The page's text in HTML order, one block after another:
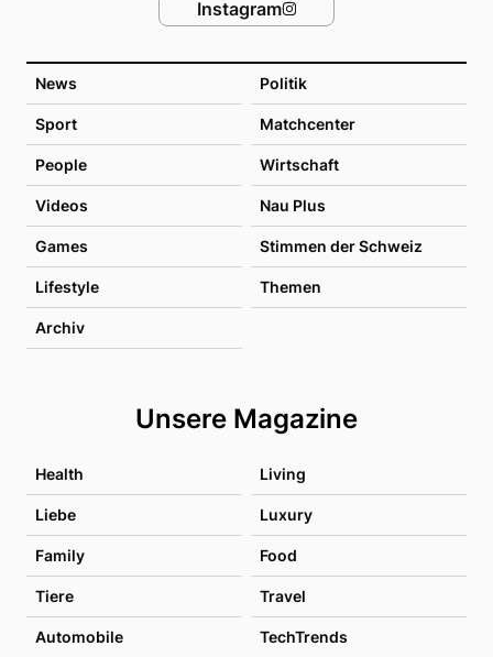
News Politik
Sport Matchcenter
People Wirtschaft
Videos Nau Plus
Games Stimmen der Schweiz
Lifestyle Themen
Archiv
Unsere Magazine
Health Living
Liebe Luxury
Family Food
Tiere Travel
Automobile TechTrends
Instagram